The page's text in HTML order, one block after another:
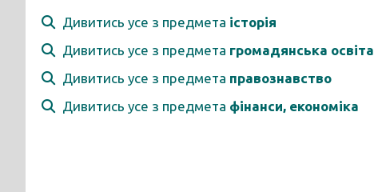
Дивитись усе з предмета історія
Дивитись усе з предмета громадянська освіта
Дивитись усе з предмета правознавство
Дивитись усе з предмета фінанси, економіка